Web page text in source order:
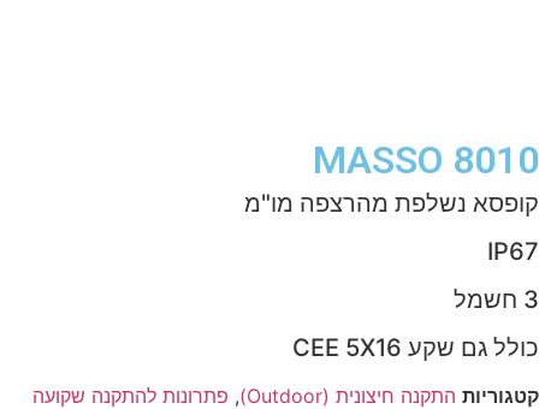
MASSO 8010
קופסא נשלפת מהרצפה מו"מ
IP67
3 חשמל
כולל גם שקע CEE 5X16
קטגוריות התקנה חיצונית (Outdoor) , פתרונות להתקנה שקועה